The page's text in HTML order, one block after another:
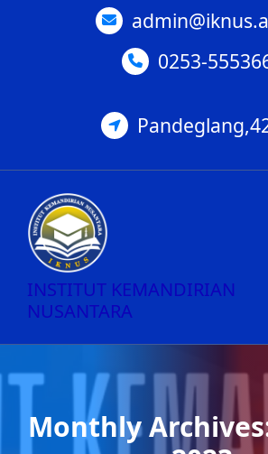
0253-
INSTITUT KEMANDIRIAN
NUSANTARA
Monthly